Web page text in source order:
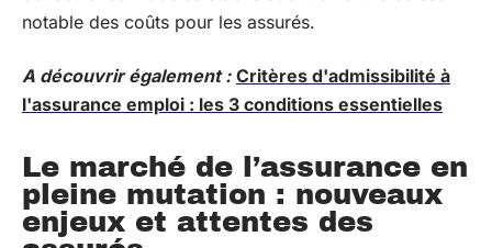
notable des coûts pour les assurés.
A découvrir également : Critères d'admissibilité à
l'assurance emploi : les 3 conditions essentielles
Le marché de l’assurance en
pleine mutation : nouveaux
enjeux et attentes des